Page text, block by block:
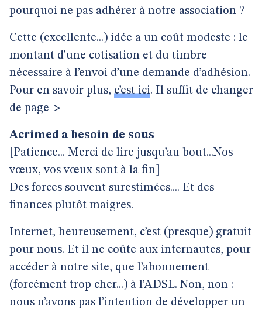
pourquoi ne pas adhérer à notre association ?
Cette (excellente...) idée a un coût modeste : le
montant d’une cotisation et du timbre
nécessaire à l’envoi d’une demande d’adhésion.
Pour en savoir plus, c’est ici. Il suffit de changer
de page->
Acrimed a besoin de sous
[Patience... Merci de lire jusqu’au bout...Nos
vœux, vos vœux sont à la fin]
Des forces souvent surestimées.... Et des
finances plutôt maigres.
Internet, heureusement, c’est (presque) gratuit
pour nous. Et il ne coûte aux internautes, pour
accéder à notre site, que l’abonnement
(forcément trop cher...) à l’ADSL. Non, non :
nous n’avons pas l’intention de développer un